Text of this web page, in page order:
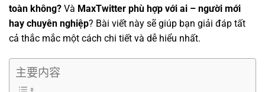
toàn không? Và MaxTwitter phù hợp với ai – người mới
hay chuyên nghiệp? Bài viết này sẽ giúp bạn giải đáp tất
cả thắc mắc một cách chi tiết và dễ hiểu nhất.
主要内容